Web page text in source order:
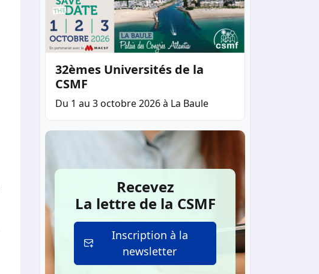
32èmes Universités de la
CSMF
Du 1 au 3 octobre 2026 à La Baule
Recevez
La lettre de la CSMF
Inscription à la
newsletter